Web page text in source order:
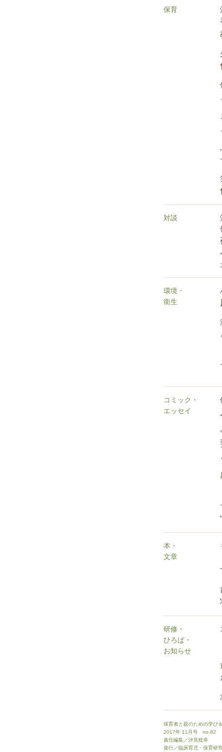
保育
対談
環境・
衛生
コミック・
エッセイ
本・
文章
研修・
ひろば・
お知らせ
保育者と親のための学び
2017年 11月号 no.82
責任編集／汐見稔幸
発行／臨床育児・保育研